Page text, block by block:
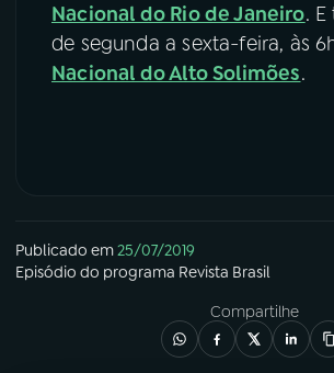
Nacional do Rio de Janeiro.
de segunda a sexta-feira, às
Nacional do Alto Solimões.
Publicado em25/07/2019
Episódio do programa Revista Brasil
Compartilhe